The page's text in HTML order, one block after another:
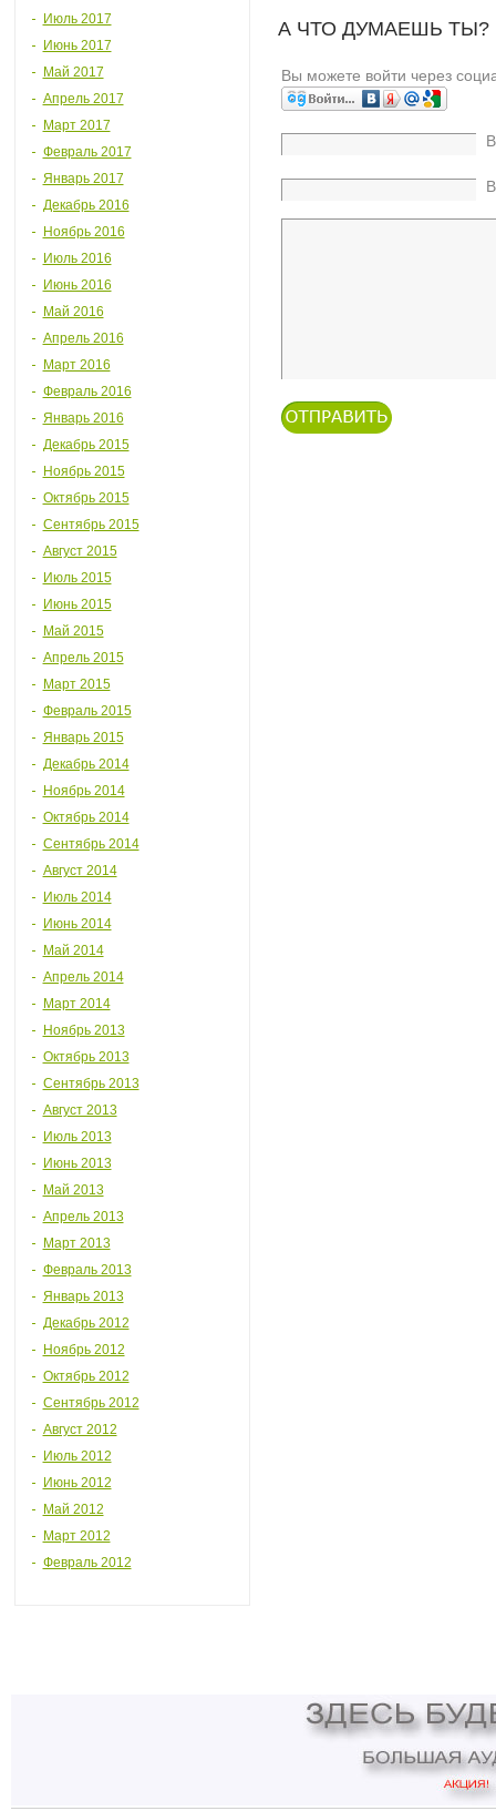
Июль 2017
Июнь 2017
Май 2017
Апрель 2017
Март 2017
Февраль 2017
Январь 2017
Декабрь 2016
Ноябрь 2016
Июль 2016
Июнь 2016
Май 2016
Апрель 2016
Март 2016
Февраль 2016
Январь 2016
Декабрь 2015
Ноябрь 2015
Октябрь 2015
Сентябрь 2015
Август 2015
Июль 2015
Июнь 2015
Май 2015
Апрель 2015
Март 2015
Февраль 2015
Январь 2015
Декабрь 2014
Ноябрь 2014
Октябрь 2014
Сентябрь 2014
Август 2014
Июль 2014
Июнь 2014
Май 2014
Апрель 2014
Март 2014
Ноябрь 2013
Октябрь 2013
Сентябрь 2013
Август 2013
Июль 2013
Июнь 2013
Май 2013
Апрель 2013
Март 2013
Февраль 2013
Январь 2013
Декабрь 2012
Ноябрь 2012
Октябрь 2012
Сентябрь 2012
Август 2012
Июль 2012
Июнь 2012
Май 2012
Март 2012
Февраль 2012
А ЧТО ДУМАЕШЬ
Вы можете войти через